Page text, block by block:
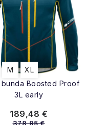
bunda Boosted Proof
3L early
M XL
189,48 €
378,95 €